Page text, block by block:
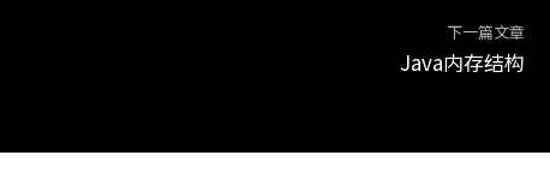
下一篇文章
Java内存结构